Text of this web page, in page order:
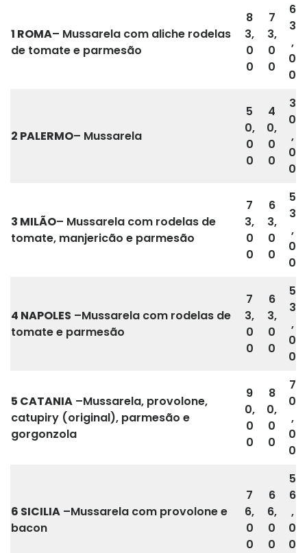
1 ROMA– Mussarela com aliche rodelas
de tomate e parmesão
8
3,
0
0
7
3,
0
0
6
3
,
0
0
2 PALERMO– Mussarela
5
0,
0
0
4
0,
0
0
3
0
,
0
0
3 MILÃO– Mussarela com rodelas de
tomate, manjericão e parmesão
7
3,
0
0
6
3,
0
0
5
3
,
0
0
4 NAPOLES –Mussarela com rodelas de
tomate e parmesão
7
3,
0
0
6
3,
0
0
5
3
,
0
0
5 CATANIA –Mussarela, provolone,
catupiry (original), parmesão e
gorgonzola
9
0,
0
0
8
0,
0
0
7
0
,
0
0
6 SICILIA –Mussarela com provolone e
bacon
7
6,
0
0
6
6,
0
0
5
6
,
0
0